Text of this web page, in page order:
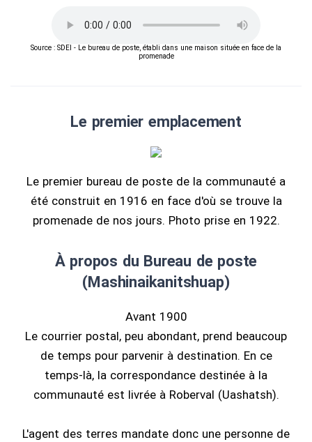
Source : SDEI - Le bureau de poste, établi dans une maison située en face de la
promenade
Le premier emplacement
Le premier bureau de poste de la communauté a
été construit en 1916 en face d'où se trouve la
promenade de nos jours. Photo prise en 1922.
À propos du Bureau de poste
(Mashinaikanitshuap)
Avant 1900
Le courrier postal, peu abondant, prend beaucoup
de temps pour parvenir à destination. En ce
temps-là, la correspondance destinée à la
communauté est livrée à Roberval (Uashatsh).
L'agent des terres mandate donc une personne de